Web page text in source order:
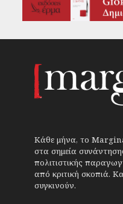
Κάθε μήνα, το
στα σημεία
πολιτιστικής
από κριτική σκοπιά.
συγκινούν.